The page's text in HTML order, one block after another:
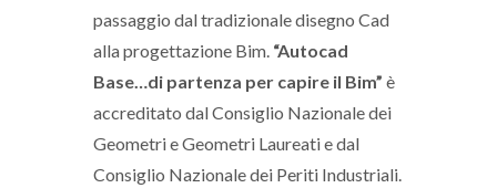
passaggio dal tradizionale disegno Cad
alla progettazione Bim. “Autocad
Base…di partenza per capire il Bim” è
accreditato dal Consiglio Nazionale dei
Geometri e Geometri Laureati e dal
Consiglio Nazionale dei Periti Industriali.